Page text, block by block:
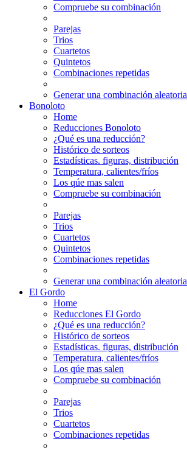
Compruebe su combinación
Parejas
Trios
Cuartetos
Quintetos
Combinaciones repetidas
Generar una combinación aleatoria
Bonoloto
Home
Reducciones Bonoloto
¿Qué es una reducción?
Histórico de sorteos
Estadísticas. figuras, distribución
Temperatura, calientes/fríos
Los qúe mas salen
Compruebe su combinación
Parejas
Trios
Cuartetos
Quintetos
Combinaciones repetidas
Generar una combinación aleatoria
El Gordo
Home
Reducciones El Gordo
¿Qué es una reducción?
Histórico de sorteos
Estadísticas. figuras, distribución
Temperatura, calientes/fríos
Los qúe mas salen
Compruebe su combinación
Parejas
Trios
Cuartetos
Combinaciones repetidas